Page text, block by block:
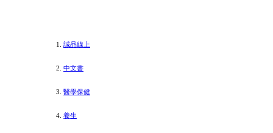
誠品線上
中文書
醫學保健
養生